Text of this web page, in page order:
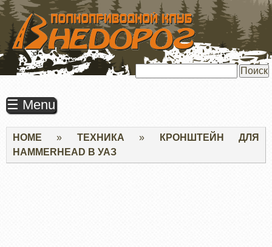
ПЕРЕЙТИ
ОСНОВНОМУ
СОДЕРЖАНИЮ
☰ Menu
Строка
навигации
HOME ТЕХНИКА
КРОНШТЕЙН ДЛЯ
HAMMERHEAD В УАЗ